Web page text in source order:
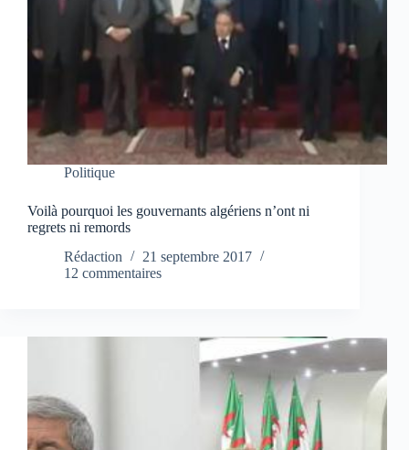
Politique
Voilà pourquoi les gouvernants algériens n’ont ni
regrets ni remords
Rédaction
21 septembre 2017
12 commentaires